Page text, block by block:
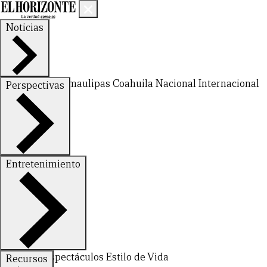
Noticias
Nuevo LeónTamaulipas Coahuila NacionalInternacional
Perspectivas
FinanzasOpinión
Entretenimiento
DeportesEspectáculos Estilo de Vida
Recursos
CERRAR
X